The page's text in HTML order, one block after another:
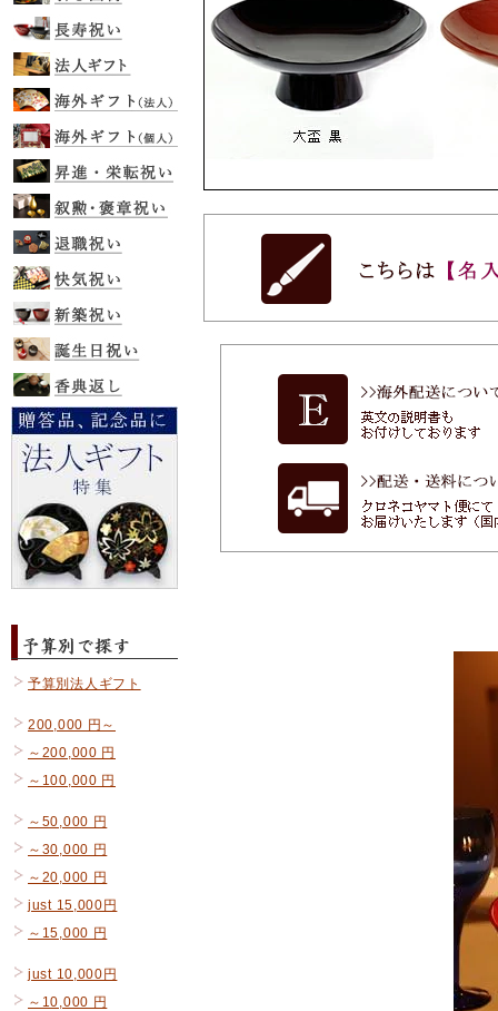
予算別法人ギフト
200,000 円～
～200,000 円
～100,000 円
～50,000 円
～30,000 円
～20,000 円
just 15,000円
～15,000 円
just 10,000円
～10,000 円